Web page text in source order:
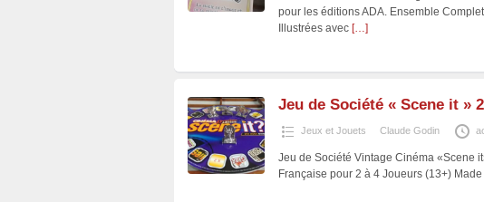
pour les éditions ADA. Ensemble
Illustrées avec […]
Jeu de Société « Scene it »
Jeux et Jouets Claude Godin
Jeu de Société Vintage Cinéma «Scene
Française pour 2 à 4 Joueurs (13+)